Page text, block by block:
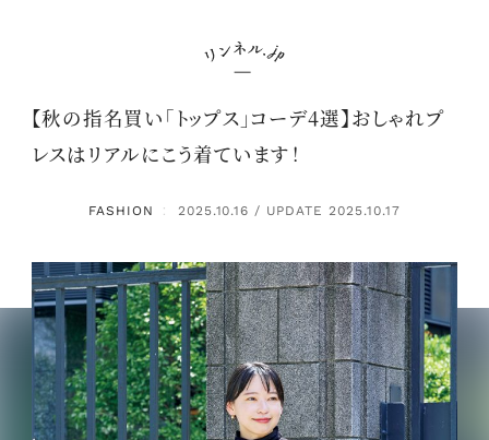
【秋の指名買い「トップス」コーデ4選】おしゃれプ
レスはリアルにこう着ています！
FASHION ： 2025.10.16 / UPDATE 2025.10.17